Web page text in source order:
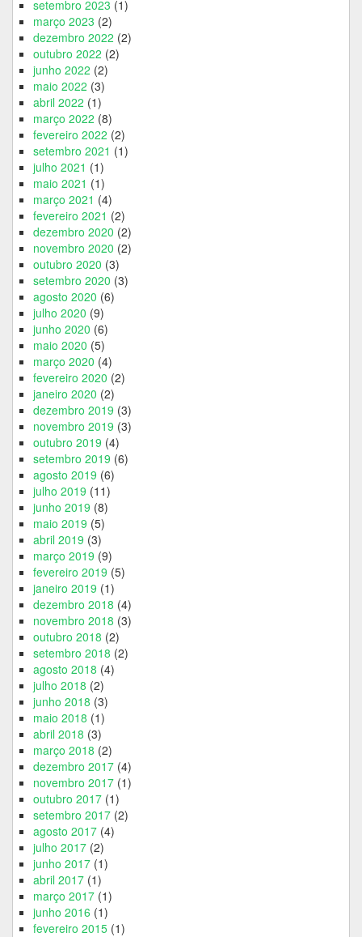
setembro 2023 (1)
março 2023 (2)
dezembro 2022 (2)
outubro 2022 (2)
junho 2022 (2)
maio 2022 (3)
abril 2022 (1)
março 2022 (8)
fevereiro 2022 (2)
setembro 2021 (1)
julho 2021 (1)
maio 2021 (1)
março 2021 (4)
fevereiro 2021 (2)
dezembro 2020 (2)
novembro 2020 (2)
outubro 2020 (3)
setembro 2020 (3)
agosto 2020 (6)
julho 2020 (9)
junho 2020 (6)
maio 2020 (5)
março 2020 (4)
fevereiro 2020 (2)
janeiro 2020 (2)
dezembro 2019 (3)
novembro 2019 (3)
outubro 2019 (4)
setembro 2019 (6)
agosto 2019 (6)
julho 2019 (11)
junho 2019 (8)
maio 2019 (5)
abril 2019 (3)
março 2019 (9)
fevereiro 2019 (5)
janeiro 2019 (1)
dezembro 2018 (4)
novembro 2018 (3)
outubro 2018 (2)
setembro 2018 (2)
agosto 2018 (4)
julho 2018 (2)
junho 2018 (3)
maio 2018 (1)
abril 2018 (3)
março 2018 (2)
dezembro 2017 (4)
novembro 2017 (1)
outubro 2017 (1)
setembro 2017 (2)
agosto 2017 (4)
julho 2017 (2)
junho 2017 (1)
abril 2017 (1)
março 2017 (1)
junho 2016 (1)
fevereiro 2015 (1)